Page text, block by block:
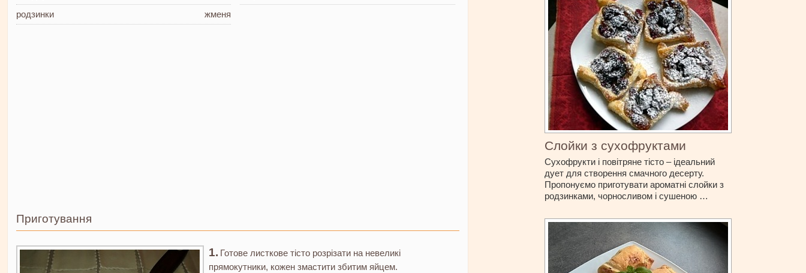
родзинки
жменя
Приготування
Готове листкове тісто розрізати на невеликі
прямокутники, кожен змастити збитим яйцем.
Слойки з сухофруктами
Сухофрукти і повітряне тісто – ідеальний
дует для створення смачного десерту.
Пропонуємо приготувати ароматні слойки з
родзинками, чорносливом і сушеною …